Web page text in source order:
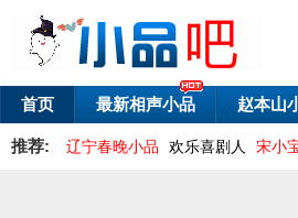
首页 最新相声小品 赵本山
推荐: 辽宁春晚小品 欢乐喜剧人 宋小